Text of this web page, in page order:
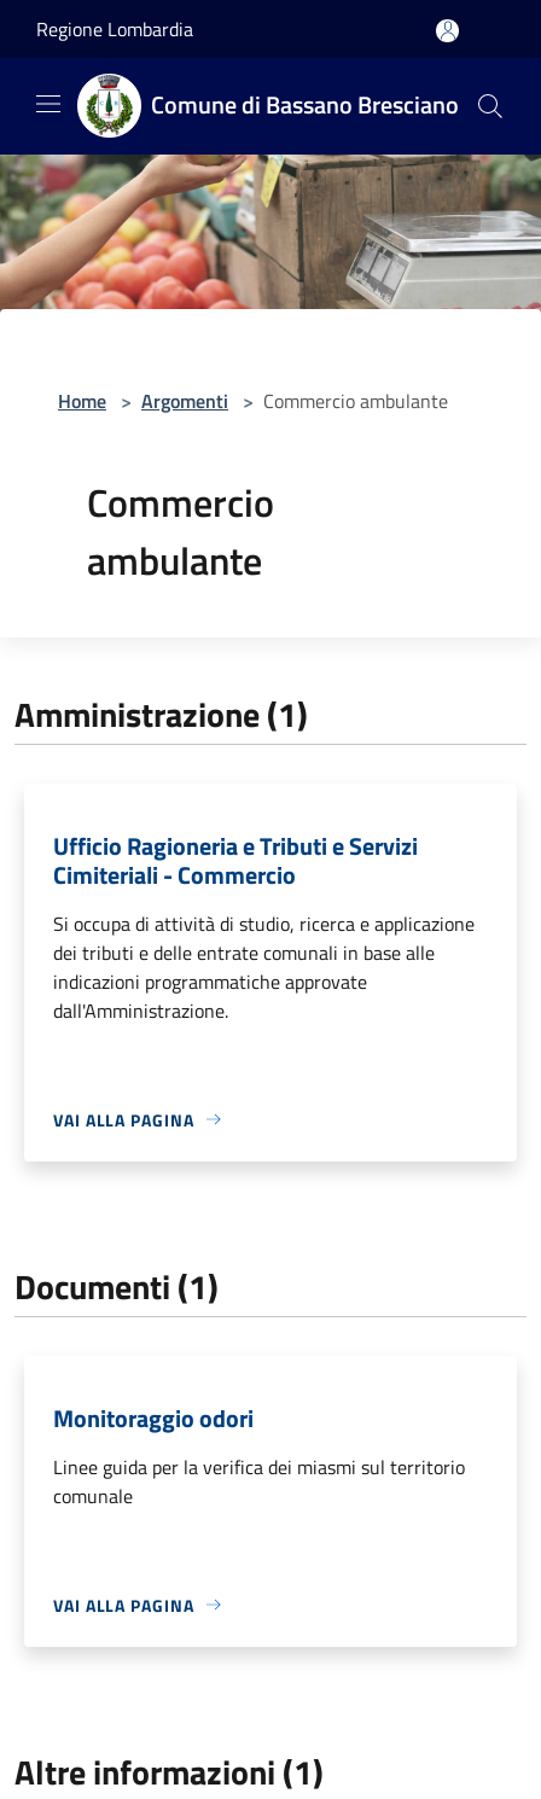
Regione Lombardia
Comune di Bassano Bresciano
Home > Argomenti > Commercio ambulante
Commercio
ambulante
Amministrazione (1)
Ufficio Ragioneria e Tributi e Servizi
Cimiteriali - Commercio
Si occupa di attività di studio, ricerca e applicazione
dei tributi e delle entrate comunali in base alle
indicazioni programmatiche approvate
dall'Amministrazione.
VAI ALLA PAGINA
Documenti (1)
Monitoraggio odori
Linee guida per la verifica dei miasmi sul territorio
comunale
VAI ALLA PAGINA
Altre informazioni (1)